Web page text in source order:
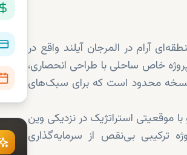
آرام در المرجان آیلند واقع در
خاص ساحلی با طراحی انحصاری،
را بازتعریف می‌کند و تنها شامل ۸۸ واحد مسکونی نسخه محدود است که برای سبک‌های
موقعیتی استراتژیک در نزدیکی وین
ترکیبی بی‌نقص از سرمایه‌گذاری